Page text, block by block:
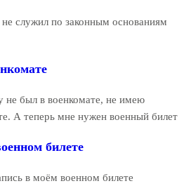
служил по законным основаниям
не был в военкомате, не имею
А теперь мне нужен военный билет
билете
в моём военном билете